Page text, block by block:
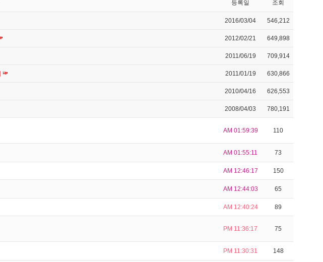
등록일 조회
2016/03/04 546,212
2012/02/21 649,898
2011/06/19 709,914
2011/01/19 630,866
2010/04/16 626,553
2008/04/03 780,191
AM 01:59:39 110
AM 01:55:11 73
AM 12:46:17 150
AM 12:44:03 65
AM 12:40:24 89
PM 11:36:17 75
PM 11:30:31 148